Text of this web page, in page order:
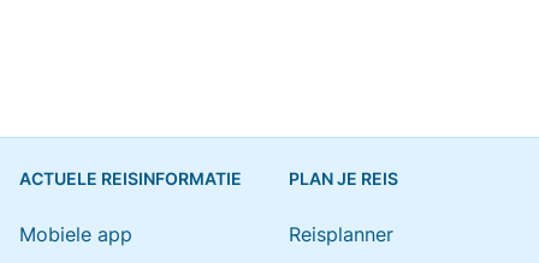
ACTUELE REISINFORMATIE
Mobiele app
PLAN JE REIS
Reisplanner